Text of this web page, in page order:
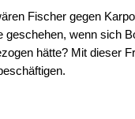
Fischer gegen
wenn sich
hätte? Mit dieser